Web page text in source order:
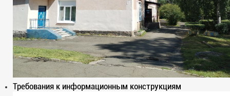
Требования к информационным конструкциям